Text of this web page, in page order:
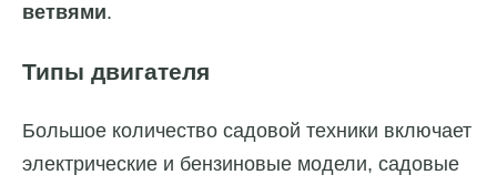
ветвями.
Типы двигателя
Большое количество садовой техники включает
электрические и бензиновые модели, садовые